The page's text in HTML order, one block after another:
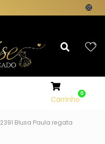
Carrinho
0
2391 Blusa Paula regata